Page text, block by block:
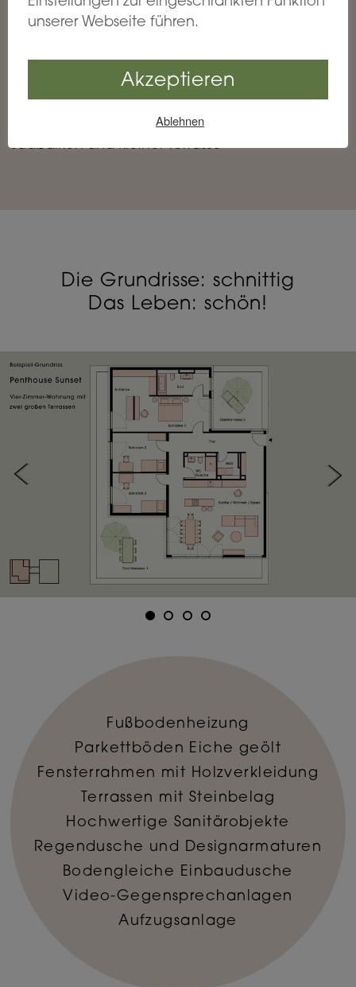
Zwei-Zimmer-Wohnung mit
Zwei-Zimmer-Wohnung mit
Südbalkon und kleiner Terrasse
Die Grundrisse: schnittig
Das Leben: schön!
Fußbodenheizung
Parkettböden Eiche geölt
Fensterrahmen mit Holzverkleidung
Terrassen mit Steinbelag
Hochwertige Sanitärobjekte
Regendusche und Designarmaturen
Bodengleiche Einbaudusche
Video-Gegensprechanlagen
Aufzugsanlage
unserer Webseite führen.
Akzeptieren
Ablehnen